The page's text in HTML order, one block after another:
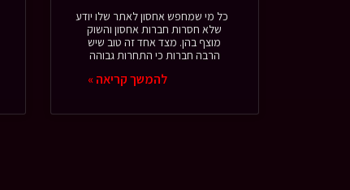
כל מי שמחפש אחסון לאתר שלו יודע
שלא חסרות חברות אחסון והשוק
מוצף בהן. מצד אחד זה טוב שיש
הרבה חברות כי התחרות גבוהה
להמשך קריאה »